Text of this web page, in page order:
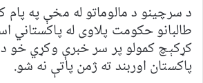
د سرچینو د مالوماتو له مخې په
طالبانو حکومت پلاوی له پاکستاني
کړکېچ کمولو پر سر خبرې وکړي
پاکستان اوربند ته ژمن پاتې نه شو.